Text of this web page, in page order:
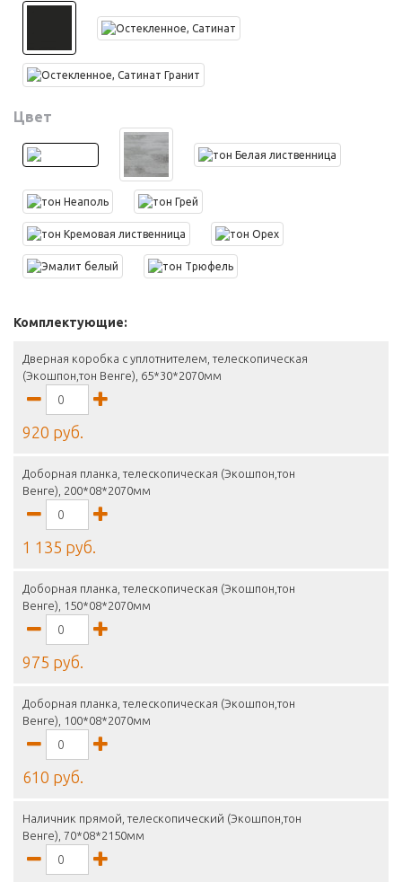
Цвет
Комплектующие:
Дверная коробка с уплотнителем, телескопическая
(Экошпон,тон Венге), 65*30*2070мм
920 руб.
Доборная планка, телескопическая (Экошпон,тон
Венге), 200*08*2070мм
1 135 руб.
Доборная планка, телескопическая (Экошпон,тон
Венге), 150*08*2070мм
975 руб.
Доборная планка, телескопическая (Экошпон,тон
Венге), 100*08*2070мм
610 руб.
Наличник прямой, телескопический (Экошпон,тон
Венге), 70*08*2150мм